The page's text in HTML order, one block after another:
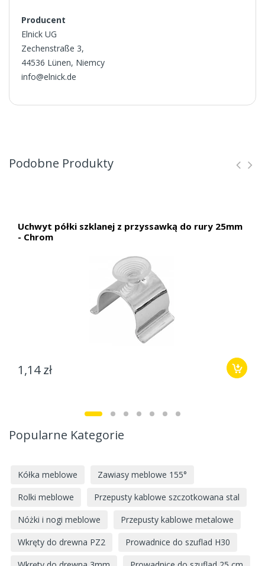
Producent
Elnick UG
Zechenstraße 3,
44536 Lünen, Niemcy
info@elnick.de
Podobne Produkty
Uchwyt półki szklanej z przyssawką do rury 25mm
- Chrom
1,14 zł
Popularne Kategorie
Kółka meblowe
Zawiasy meblowe 155°
Rolki meblowe
Przepusty kablowe szczotkowana stal
Nóżki i nogi meblowe
Przepusty kablowe metalowe
Wkręty do drewna PZ2
Prowadnice do szuflad H30